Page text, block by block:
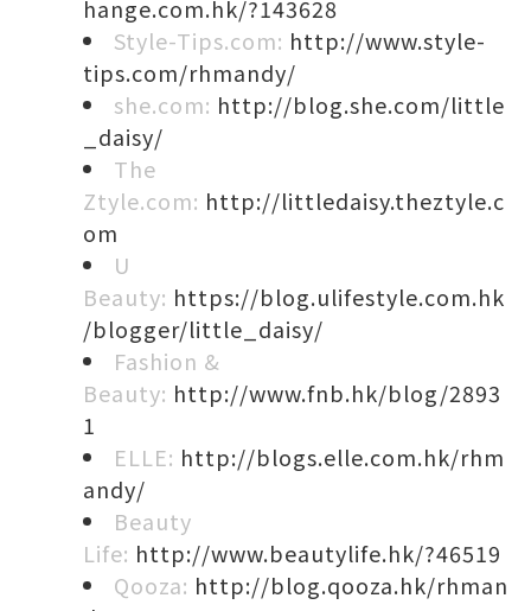
hange.com.hk/?143628
Style-Tips.com: http://www.style-
tips.com/rhmandy/
she.com: http://blog.she.com/little
_daisy/
The
Ztyle.com: http://littledaisy.theztyle.c
om
U
Beauty: https://blog.ulifestyle.com.hk
/blogger/little_daisy/
Fashion &
Beauty: http://www.fnb.hk/blog/2893
1
ELLE: http://blogs.elle.com.hk/rhm
andy/
Beauty
Life: http://www.beautylife.hk/?46519
Qooza: http://blog.qooza.hk/rhman